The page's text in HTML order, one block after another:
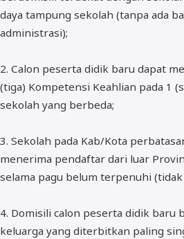
daya tampung sekolah (tanpa ada
administrasi);
2. Calon peserta didik baru dapat
(tiga) Kompetensi Keahlian pada 1
sekolah yang berbeda;
3. Sekolah pada Kab/Kota
menerima pendaftar dari luar
selama pagu belum terpenuhi
4. Domisili calon peserta didik baru
keluarga yang diterbitkan paling